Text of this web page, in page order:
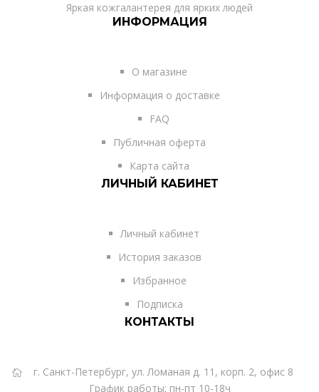
Яркая кожгалантерея для ярких людей
ИНФОРМАЦИЯ
О магазине
Информация о доставке
FAQ
Публичная оферта
Карта сайта
ЛИЧНЫЙ КАБИНЕТ
Личный кабинет
История заказов
Избранное
Подписка
КОНТАКТЫ
г. Санкт-Петербург, ул. Ломаная д. 11, корп. 2, офис 8
График работы: пн-пт 10-18ч